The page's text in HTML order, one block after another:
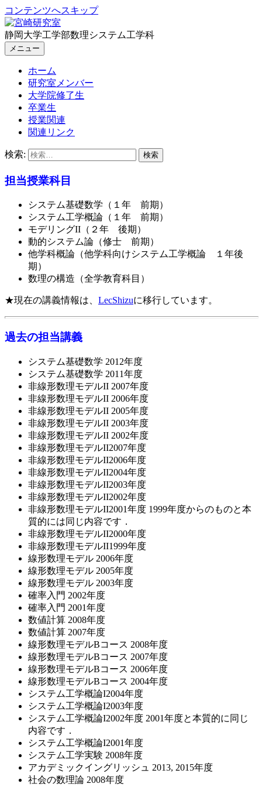
コンテンツへスキップ
静岡大学工学部数理システム工学科
メニュー
ホーム
研究室メンバー
大学院修了生
卒業生
授業関連
関連リンク
検索:
担当授業科目
システム基礎数学（１年 前期）
システム工学概論（１年 前期）
モデリングII（２年 後期）
動的システム論（修士 前期）
他学科概論（他学科向けシステム工学概論 １年後
期）
数理の構造（全学教育科目）
★現在の講義情報は、 LecShizuに移行しています。
過去の担当講義
システム基礎数学 2012年度
システム基礎数学 2011年度
非線形数理モデルII 2007年度
非線形数理モデルII 2006年度
非線形数理モデルII 2005年度
非線形数理モデルII 2003年度
非線形数理モデルII 2002年度
非線形数理モデルII2007年度
非線形数理モデルII2006年度
非線形数理モデルII2004年度
非線形数理モデルII2003年度
非線形数理モデルII2002年度
非線形数理モデルII2001年度 1999年度からのものと本
質的には同じ内容です．
非線形数理モデルII2000年度
非線形数理モデルII1999年度
線形数理モデル 2006年度
線形数理モデル 2005年度
線形数理モデル 2003年度
確率入門 2002年度
確率入門 2001年度
数値計算 2008年度
数値計算 2007年度
線形数理モデルBコース 2008年度
線形数理モデルBコース 2007年度
線形数理モデルBコース 2006年度
線形数理モデルBコース 2004年度
システム工学概論I2004年度
システム工学概論I2003年度
システム工学概論I2002年度 2001年度と本質的に同じ
内容です．
システム工学概論I2001年度
システム工学実験 2008年度
アカデミックイングリッシュ 2013, 2015年度
社会の数理論 2008年度